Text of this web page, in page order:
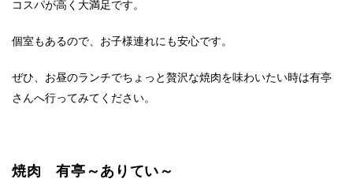
コスパが高く大満足です。
個室もあるので、お子様連れにも安心です。
ぜひ、お昼のランチでちょっと贅沢な焼肉を味わいたい時は有亭
さんへ行ってみてください。
焼肉 有亭～ありてい～